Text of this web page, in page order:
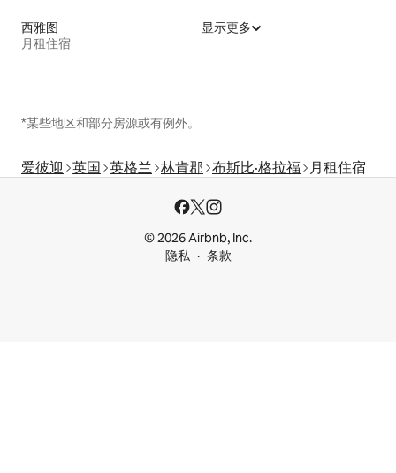
西雅图
月租住宿
显示更多
*某些地区和部分房源或有例外。
爱彼迎 英国 英格兰 林肯郡 布斯比·格拉福 月租住宿
© 2026 Airbnb, Inc.
隐私
条款